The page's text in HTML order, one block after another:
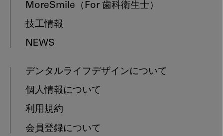
MoreSmile （For 歯科衛生士）
技工情報
NEWS
デンタルライフデザインについて
個人情報について
利用規約
会員登録について